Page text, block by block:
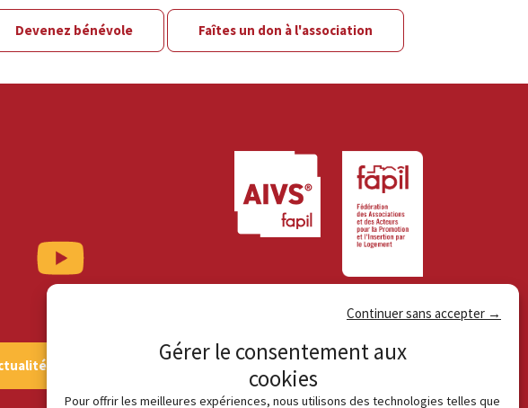
Gérer le consentement aux
cookies
Pour offrir les meilleures expériences, nous utilisons des technologies telles que
Continuer sans accepter →
Devenez bénévole Faîtes un don à l'association